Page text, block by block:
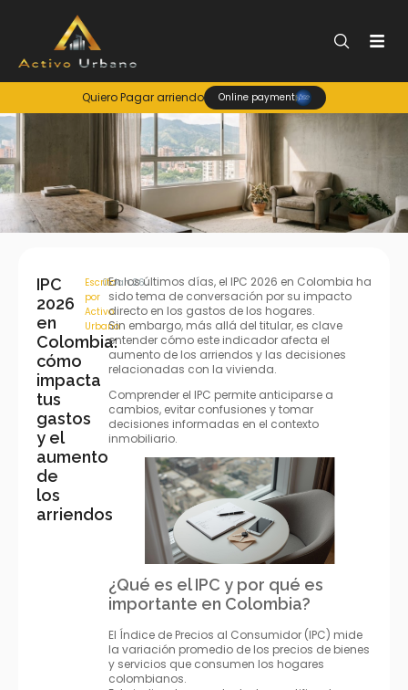
Quiero Pagar arriendo Online payment
IPC
2026
en
Colombia:
cómo
impacta
tus
gastos
y el
aumento
de
los
arriendos
01.Jan.26
Escrito
por
Activo
Urbano
En los últimos días, el IPC 2026 en Colombia ha
sido tema de conversación por su impacto
directo en los gastos de los hogares.
Sin embargo, más allá del titular, es clave
entender cómo este indicador afecta el
aumento de los arriendos y las decisiones
relacionadas con la vivienda.
Comprender el IPC permite anticiparse a
cambios, evitar confusiones y tomar
decisiones informadas en el contexto
inmobiliario.
¿Qué es el IPC y por qué es
importante en Colombia?
El Índice de Precios al Consumidor (IPC) mide
la variación promedio de los precios de bienes
y servicios que consumen los hogares
colombianos.